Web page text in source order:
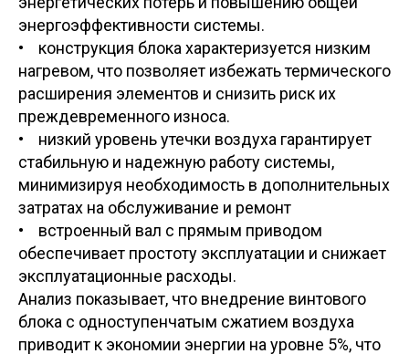
энергоэффективности системы.
• конструкция блока характеризуется низким
нагревом, что позволяет избежать термического
расширения элементов и снизить риск их
преждевременного износа.
• низкий уровень утечки воздуха гарантирует
стабильную и надежную работу системы,
минимизируя необходимость в дополнительных
затратах на обслуживание и ремонт
• встроенный вал с прямым приводом
обеспечивает простоту эксплуатации и снижает
эксплуатационные расходы.
Анализ показывает, что внедрение винтового
блока с одноступенчатым сжатием воздуха
приводит к экономии энергии на уровне 5%, что